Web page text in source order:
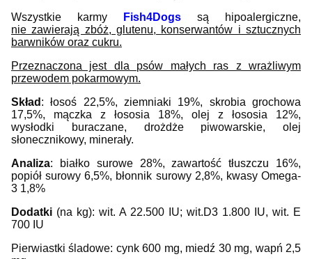
Wszystkie
karmy Fish4Dogs są hipoalergiczne,
nie zawierają zbóż, glutenu, konserwantów i sztucznych
barwników oraz cukru.
Przeznaczona jest dla psów małych ras z wrażliwym
przewodem pokarmowym.
Skład : łosoś 22,5%, ziemniaki 19%, skrobia grochowa
17,5%, mączka z łososia 18%, olej z łososia 12%,
wysłodki buraczane, drożdże piwowarskie, olej
słonecznikowy, minerały.
Analiza: białko surowe 28%, zawartość tłuszczu 16%,
popiół surowy 6,5%, błonnik surowy 2,8%, kwasy Omega-
3 1,8%
Dodatki (na kg): wit. A 22.500 IU; wit.D3 1.800 IU, wit. E
700 IU
Pierwiastki śladowe: cynk 600 mg, miedź 30 mg, wapń 2,5